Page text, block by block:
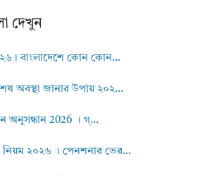
দেখুন
বাংলাদেশে কোন কোন...
অবস্থা জানার উপায় ২০২...
অনুসন্ধান 2026 । গ্...
নিয়ম ২০২৬ । পেনশনার ভের...